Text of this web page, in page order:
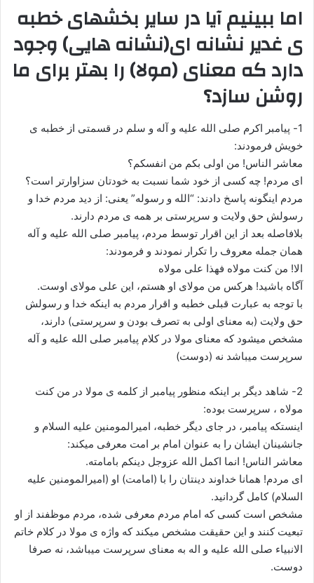
اما ببینیم آیا در سایر بخشهای خطبه
ی غدیر نشانه ای(نشانه هایی) وجود
دارد که معنای (مولا) را بهتر برای ما
روشن سازد؟
1- پیامبر اکرم صلی الله علیه و آله و سلم در قسمتی از خطبه ی
خویش فرمودند:
معاشر الناس! من اولی بکم من انفسکم؟
ای مردم! چه کسی از خود شما نسبت به خودتان سزاوارتر است؟
مردم اینگونه پاسخ دادند: “الله و رسوله” یعنی: از دید مردم خدا و
رسولش حق ولایت و سرپرستی بر همه ی مردم دارند.
بلافاصله بعد از این اقرار توسط مردم، پیامبر صلی الله علیه و آله
همان جمله معروف را تکرار نمودند و فرمودند:
الا! من کنت مولاه فهذا علی مولاه
آگاه باشید! هرکس من مولای او هستم، این علی مولای اوست.
با توجه به عبارت قبلی خطبه و اقرار مردم به اینکه خدا و رسولش
حق ولایت (به معنای اولی به تصرف بودن و سرپرستی) دارند،
مشخص میشود که معنای مولا در کلام پیامبر صلی الله علیه و آله
سرپرست میباشد نه (دوست)
2- شاهد دیگر بر اینکه منظور پیامبر از کلمه ی مولا در من کنت
مولاه ، سرپرست بوده:
اینستکه پیامبر، در جای دیگر خطبه، امیرالمومنین علیه السلام و
جانشینان ایشان را به عنوان امام بر امت معرفی میکند:
معاشر الناس! انما اکمل الله عزوجل دینکم بامامته.
ای مردم! همانا خداوند دینتان را با (امامت) او (امیرالمومنین علیه
السلام) کامل گردانید.
مشخص است کسی که امام مردم معرفی شده، مردم موظفند از او
تبعیت کنند و این حقیقت مشخص میکند که واژه ی مولا در کلام خاتم
الانبیاء صلی الله علیه و اله به معنای سرپرست میباشد، نه صرفا
دوست.